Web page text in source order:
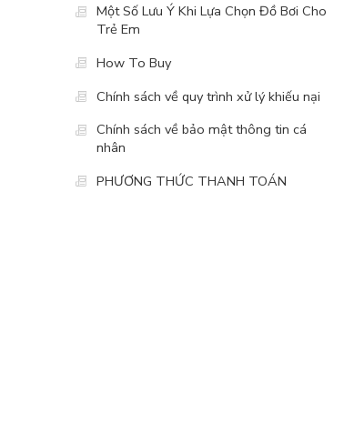
Một Số Lưu Ý Khi Lựa Chọn Đồ Bơi Cho
Trẻ Em
How To Buy
Chính sách về quy trình xử lý khiếu nại
Chính sách về bảo mật thông tin cá
nhân
PHƯƠNG THỨC THANH TOÁN